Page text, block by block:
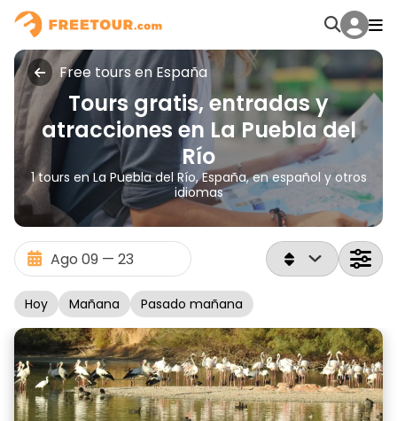
Free tours en España
Tours gratis, entradas y
atracciones en La Puebla del
Río
1 tours en La Puebla del Río, España, en español y otros
idiomas
Hoy Mañana Pasado mañana